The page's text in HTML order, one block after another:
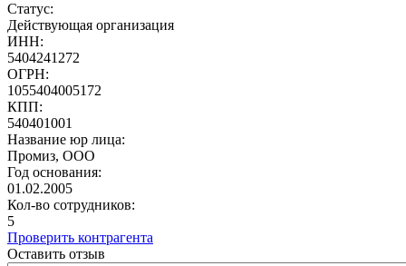
Статус:
Действующая организация
ИНН:
5404241272
ОГРН:
1055404005172
КПП:
540401001
Название юр лица:
Промиз, ООО
Год основания:
01.02.2005
Кол-во сотрудников:
5
Проверить контрагента
Оставить отзыв